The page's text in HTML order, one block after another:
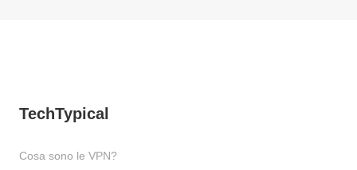
TechTypical
Cosa sono le VPN?